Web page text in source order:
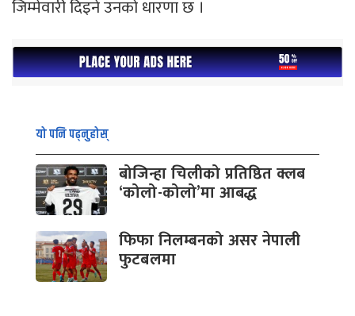
जिम्मेवारी दिइने उनको धारणा छ ।
यो पनि पढ्नुहोस्
बोजिन्हा चिलीको प्रतिष्ठित क्लब
‘कोलो-कोलो’मा आबद्ध
फिफा निलम्बनको असर नेपाली
फुटबलमा